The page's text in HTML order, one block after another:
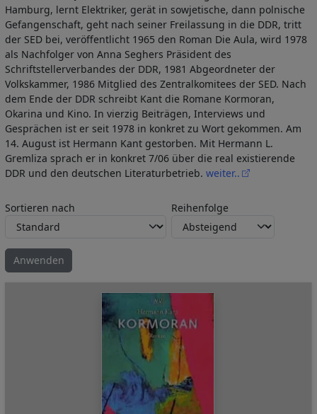
Hamburg, lernt Elektriker, gerät in sowjetische, dann polnische
Gefangenschaft, geht nach seiner Freilassung in die DDR, tritt
der SED bei, veröffentlicht 1965 den Roman Die Aula, wird 1978
als Nachfolger von Anna Seghers Präsident des
Schriftstellerverbandes der DDR, 1981 Abgeordneter der
Volkskammer, 1986 Mitglied des Zentralkomitees der SED. Nach
dem Ende der DDR schreibt Kant die Romane Kormoran,
Okarina und Kino. In vierzig Beiträgen, Interviews und
Gesprächen ist er seit 1978 in konkret zu Wort gekommen. Am
14. August ist Hermann Kant gestorben. Mit Hermann L.
Gremliza sprach er in konkret 7/06 über die real existierende
DDR und den deutschen Literaturbetrieb. weiter..
Sortieren nach Reihenfolge